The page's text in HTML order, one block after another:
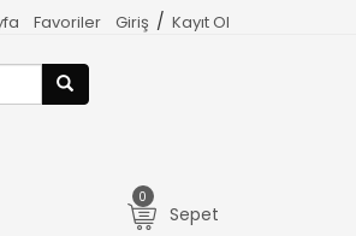
Giriş / Kayıt Ol
Favoriler
0
Sepet